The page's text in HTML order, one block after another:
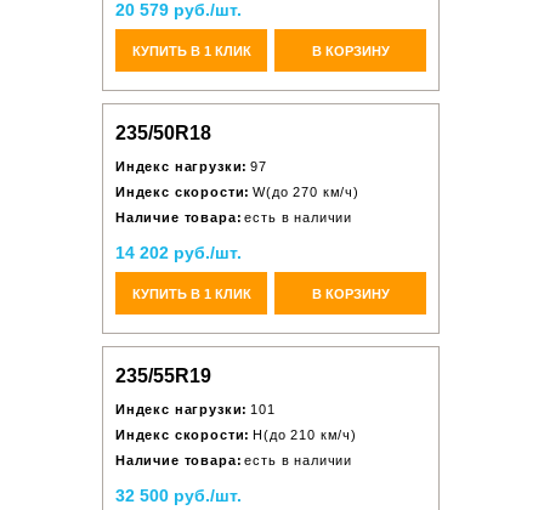
20 579 руб./шт.
КУПИТЬ В 1 КЛИК В КОРЗИНУ
235/50R18
Индекс нагрузки: 97
Индекс скорости: W(до 270 км/ч)
Наличие товара: есть в наличии
14 202 руб./шт.
КУПИТЬ В 1 КЛИК В КОРЗИНУ
235/55R19
Индекс нагрузки: 101
Индекс скорости: H(до 210 км/ч)
Наличие товара: есть в наличии
32 500 руб./шт.